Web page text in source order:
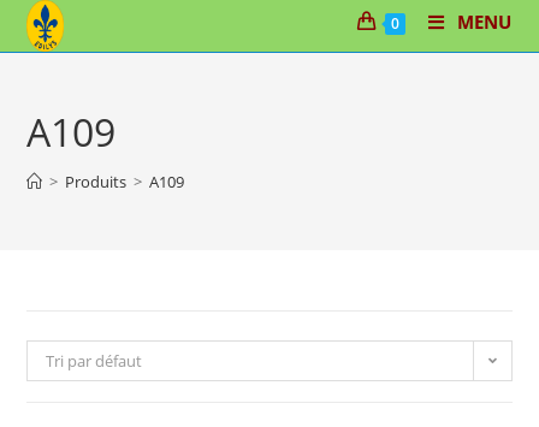
Skip
0 MENU
A109
> Produits > A109
Tri par défaut